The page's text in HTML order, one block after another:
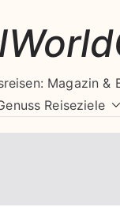
Magazin
Reiseziele